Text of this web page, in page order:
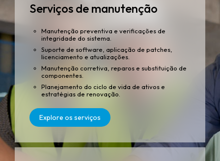
Serviços de manutenção
Manutenção preventiva e verificações de
integridade do sistema.
Suporte de software, aplicação de patches,
licenciamento e atualizações.
Manutenção corretiva, reparos e substituição de
componentes.
Planejamento do ciclo de vida de ativos e
estratégias de renovação.
Explore os serviços